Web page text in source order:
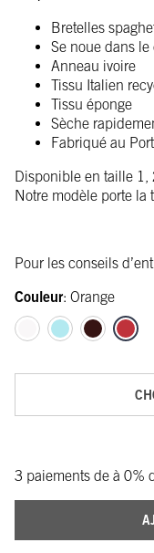
Bretelles
Se noue dans
Anneau ivoire
Tissu Italien
Tissu éponge
Sèche
Fabriqué au
Disponible en taille 1,
Notre modèle porte la
Pour les conseils
Couleur: Orange
3 paiements de à 0%